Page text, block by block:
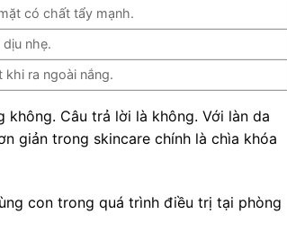
có chất tẩy mạnh.
nhẹ.
ra ngoài nắng.
Câu trả lời là không. Với làn da
giản trong skincare chính là chìa khóa
con trong quá trình điều trị tại phòng